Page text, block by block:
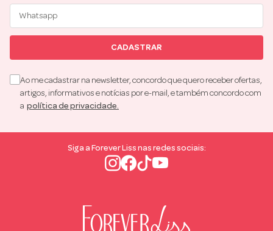
CADASTRAR
Ao me cadastrar na newsletter, concordo que quero receber ofertas,
artigos, informativos e notícias por e-mail, e também concordo com
a política de privacidade.
Siga a Forever Liss nas redes sociais: